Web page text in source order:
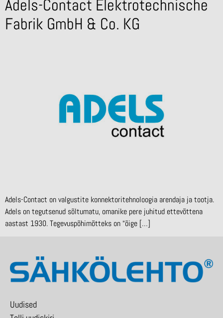
Adels-Contact Elektrotechnische
Fabrik GmbH & Co. KG
Adels-Contact on valgustite konnektoritehnoloogia arendaja ja tootja.
Adels on tegutsenud sõltumatu, omanike pere juhitud ettevõttena
aastast 1930. Tegevuspõhimõtteks on “õige […]
Uudised